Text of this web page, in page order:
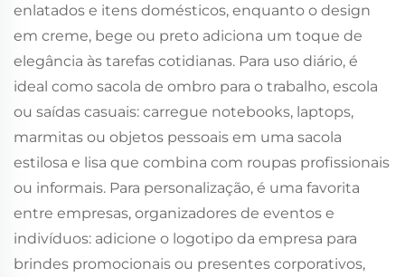
enlatados e itens domésticos, enquanto o design
em creme, bege ou preto adiciona um toque de
elegância às tarefas cotidianas. Para uso diário, é
ideal como sacola de ombro para o trabalho, escola
ou saídas casuais: carregue notebooks, laptops,
marmitas ou objetos pessoais em uma sacola
estilosa e lisa que combina com roupas profissionais
ou informais. Para personalização, é uma favorita
entre empresas, organizadores de eventos e
indivíduos: adicione o logotipo da empresa para
brindes promocionais ou presentes corporativos,